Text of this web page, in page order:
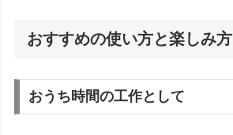
おすすめの使い方と楽しみ方
おうち時間の工作として